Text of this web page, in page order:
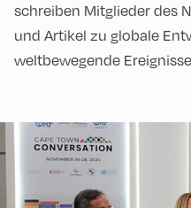
schreiben Mitglieder des
und Artikel zu globale
weltbewegende